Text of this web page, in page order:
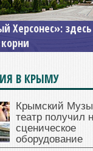
Херсонес»: здесь
В КРЫМУ
Крымский
театр получил
сценическое
оборудование